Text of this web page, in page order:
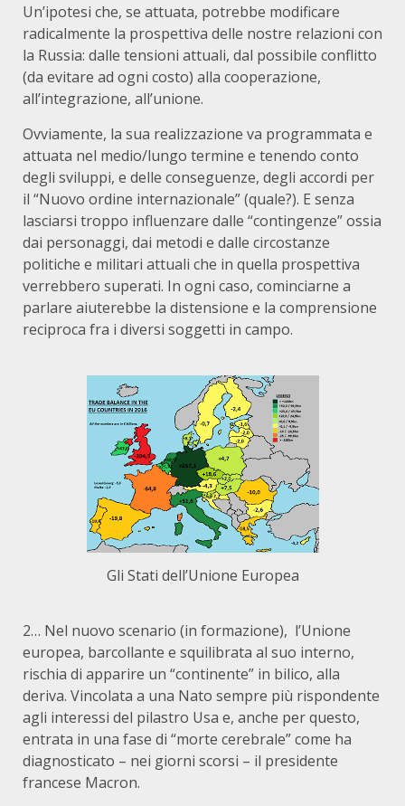
Un’ipotesi che, se attuata, potrebbe modificare
radicalmente la prospettiva delle nostre relazioni con
la Russia: dalle tensioni attuali, dal possibile conflitto
(da evitare ad ogni costo) alla cooperazione,
all’integrazione, all’unione.
Ovviamente, la sua realizzazione va programmata e
attuata nel medio/lungo termine e tenendo conto
degli sviluppi, e delle conseguenze, degli accordi per
il “Nuovo ordine internazionale” (quale?). E senza
lasciarsi troppo influenzare dalle “contingenze” ossia
dai personaggi, dai metodi e dalle circostanze
politiche e militari attuali che in quella prospettiva
verrebbero superati. In ogni caso, cominciarne a
parlare aiuterebbe la distensione e la comprensione
reciproca fra i diversi soggetti in campo.
Gli Stati dell’Unione Europea
2… Nel nuovo scenario (in formazione), l’Unione
europea, barcollante e squilibrata al suo interno,
rischia di apparire un “continente” in bilico, alla
deriva. Vincolata a una Nato sempre più rispondente
agli interessi del pilastro Usa e, anche per questo,
entrata in una fase di “morte cerebrale” come ha
diagnosticato – nei giorni scorsi – il presidente
francese Macron.